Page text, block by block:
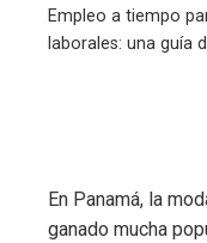
Empleo a tiempo
laborales: una guía
En Panamá, la
ganado mucha